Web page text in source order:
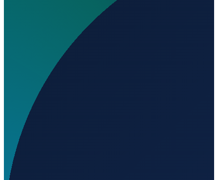
Où se trouve El Rancho Airport ?
À quelle altitude se trouve El Rancho Airport ?
Chargement...
42.33149
1259
Los Angeles